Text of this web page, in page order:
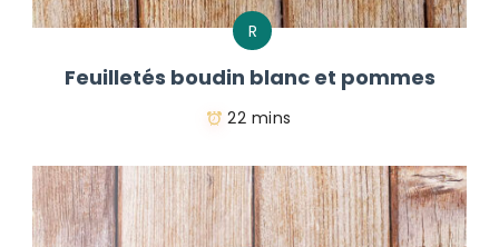
R
Feuilletés boudin blanc et pommes
22 mins